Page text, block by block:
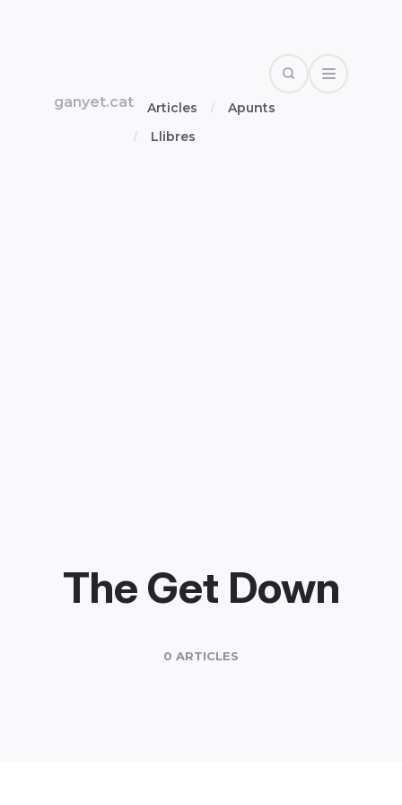
ganyet.cat Articles
Apunts
Llibres
SearchOpen
The Get Down
0 ARTICLES